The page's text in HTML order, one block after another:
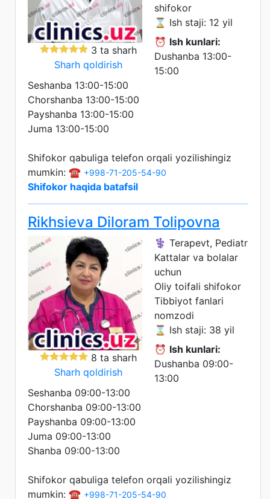
3 ta sharh
Sharh qoldirish
shifokor
⌛ Ish staji: 12 yil
⏰ Ish kunlari:
Dushanba 13:00-
15:00
Seshanba 13:00-15:00
Chorshanba 13:00-15:00
Payshanba 13:00-15:00
Juma 13:00-15:00
Shifokor qabuliga telefon orqali yozilishingiz
mumkin: ☎️ +998-71-205-54-90
Shifokor haqida batafsil
Rikhsieva Diloram Tolipovna
8 ta sharh
Sharh qoldirish
⚕️ Terapevt, Pediatr
Kattalar va bolalar
uchun
Oliy toifali shifokor
Tibbiyot fanlari
nomzodi
⌛ Ish staji: 38 yil
⏰ Ish kunlari:
Dushanba 09:00-
13:00
Seshanba 09:00-13:00
Chorshanba 09:00-13:00
Payshanba 09:00-13:00
Juma 09:00-13:00
Shanba 09:00-13:00
Shifokor qabuliga telefon orqali yozilishingiz
mumkin: ☎️ +998-71-205-54-90